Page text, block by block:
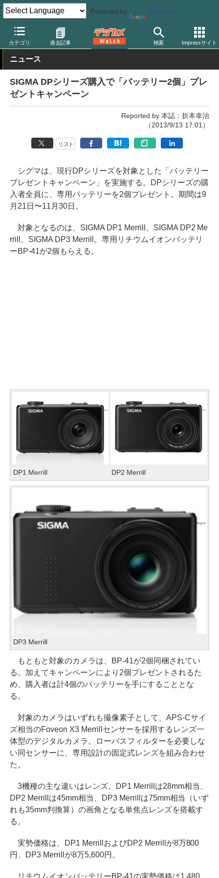
Powered by Translate
カテゴリ 過去記事 検索 Impressサイト
デジカメ Watch カメラ レンズ一体型（コンパクト）カメラ シ
ニュース
SIGMA DPシリーズ購入で「バッテリー2個」プレ
ゼントキャンペーン
Reported by 本誌：折本幸治
（2013/9/13 17:01）
リスト
シグマは、現行DPシリーズを対象とした「バッテリー
プレゼントキャンペーン」を実施する。DPシリーズの購
入者全員に、専用バッテリーを2個プレゼント。期間は9
月21日〜11月30日。
対象となるのは、SIGMA DP1 Merrill、SIGMA DP2 Me
rrill、SIGMA DP3 Merrill。専用リチウムイオンバッテリ
ーBP-41が2個もらえる。
DP1 Merrill DP2 Merrill
DP3 Merrill
もともと対象のカメラは、BP-41が2個同梱されてい
る。加えてキャンペーンにより2個プレゼントされるた
め、購入者は計4個のバッテリーを手にすることとな
る。
対象のカメラはいずれも撮像素子として、APS-Cサイ
ズ相当のFoveon X3 Merrillセンサーを採用するレンズ一
体型のデジタルカメラ。ローパスフィルターを必要しな
い同センサーに、専用設計の固定式レンズを組み合わせ
た。
3機種の主な違いはレンズ。DP1 Merrillは28mm相当、
DP2 Merrillは45mm相当、DP3 Merrillは75mm相当（いず
れも35mm判換算）の画角となる単焦点レンズを搭載す
る。
実勢価格は、DP1 MerrillおよびDP2 Merrillが8万800
円、DP3 Merrillが8万5,600円。